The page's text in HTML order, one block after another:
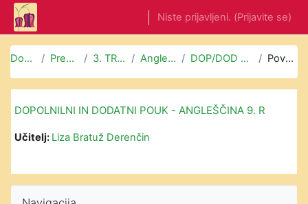
Preskoči na glavno vsebino
Niste prijavljeni. (Prijavite se)
Domov Predmeti 3. TRIADA Angleščina DOP/DOD TJA 9. R Povzetek
DOPOLNILNI IN DODATNI POUK - ANGLEŠČINA 9. R
Učitelj: Liza Bratuž Derenčin
Preskoči Navigacija